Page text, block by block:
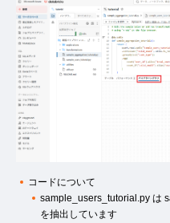
コードについて
sample_users_tutorial.py は
を抽出しています